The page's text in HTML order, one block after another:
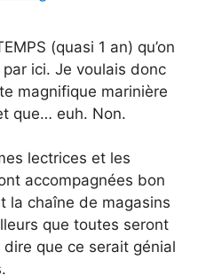
(quasi 1 an) qu’on
par ici. Je voulais donc
magnifique marinière
que… euh. Non.
lectrices et les
accompagnées bon
la chaîne de magasins
que toutes seront
dire que ce serait génial